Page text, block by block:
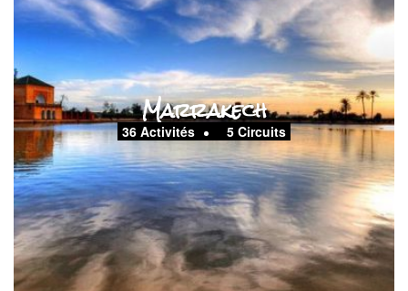
Marrakech
36 Activités 5 Circuits